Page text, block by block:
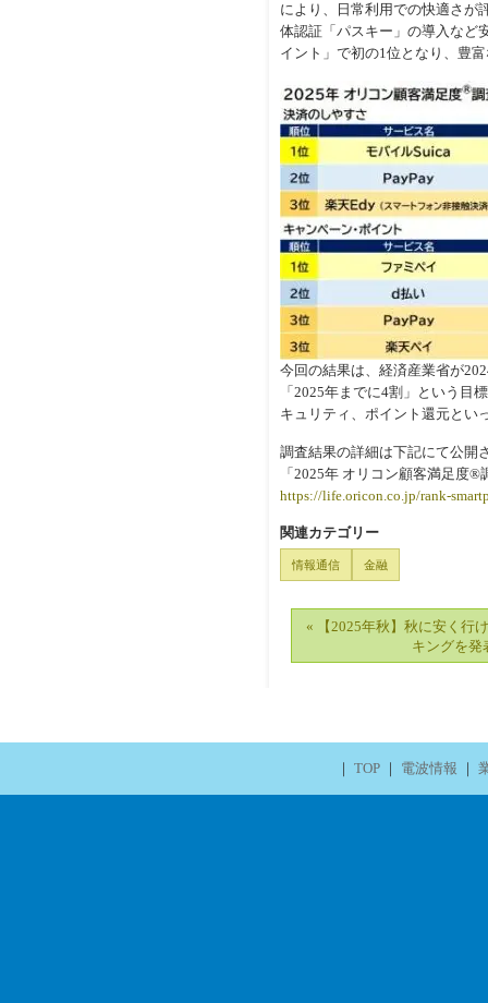
により、日常利用での快適さが
体認証「パスキー」の導入など
イント」で初の1位となり、豊
今回の結果は、経済産業省が
「2025年までに4割」という目
キュリティ、ポイント還元とい
調査結果の詳細は下記にて公開
「2025年 オリコン顧客満足度
https://life.oricon.co.jp/rank-
関連カテゴリー
情報通信 金融
« 【2025年秋】秋に安く行
キングを発
｜ TOP｜ 電波情報 ｜